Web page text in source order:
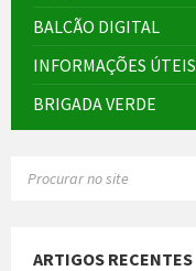
BALCÃO DIGITAL
INFORMAÇÕES ÚTEIS
BRIGADA VERDE
ARTIGOS RECENTES